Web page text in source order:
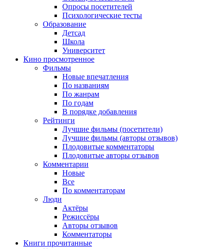
Опросы посетителей
Психологические тесты
Образование
Детсад
Школа
Университет
Кино просмотренное
Фильмы
Новые впечатления
По названиям
По жанрам
По годам
В порядке добавления
Рейтинги
Лучшие фильмы (посетители)
Лучшие фильмы (авторы отзывов)
Плодовитые комментаторы
Плодовитые авторы отзывов
Комментарии
Новые
Все
По комментаторам
Люди
Актёры
Режиссёры
Авторы отзывов
Комментаторы
Книги прочитанные